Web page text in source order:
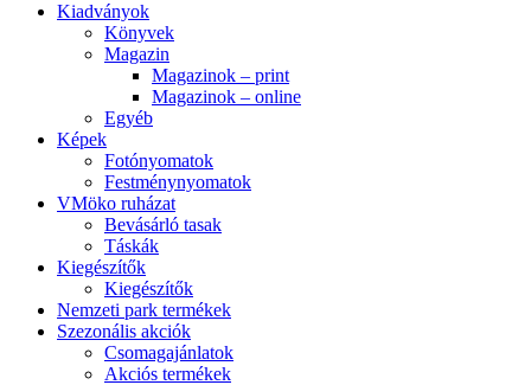
Kiadványok
Könyvek
Magazin
Magazinok – print
Magazinok – online
Egyéb
Képek
Fotónyomatok
Festménynyomatok
VMöko ruházat
Bevásárló tasak
Táskák
Kiegészítők
Kiegészítők
Nemzeti park termékek
Szezonális akciók
Csomagajánlatok
Akciós termékek